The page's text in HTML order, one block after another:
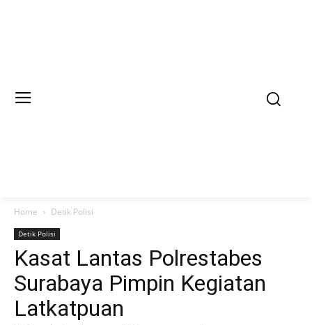
Home Detik Polisi
Detik Polisi
Kasat Lantas Polrestabes
Surabaya Pimpin Kegiatan
Latkatpuan